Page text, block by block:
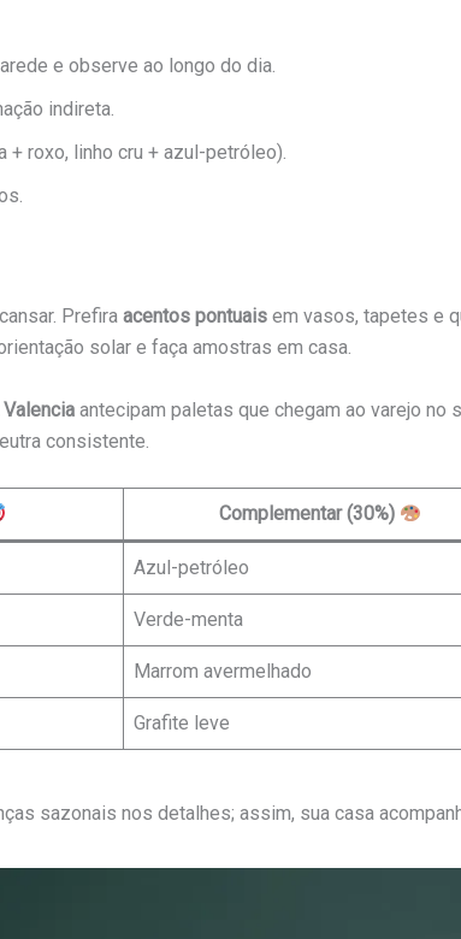
e observe ao longo do dia.
indireta.
+ roxo, linho cru + azul-petróleo).
Prefira acentos pontuais em vasos, tapetes e
solar e faça amostras em casa.
antecipam paletas que chegam ao varejo no
consistente.
Complementar (30%)
Azul-petróleo
Verde-menta
Marrom avermelhado
Grafite leve
sazonais nos detalhes; assim, sua casa